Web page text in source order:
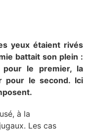
yeux étaient rivés
battait son plein :
pour le premier, la
pour le second. Ici
à la
Les cas